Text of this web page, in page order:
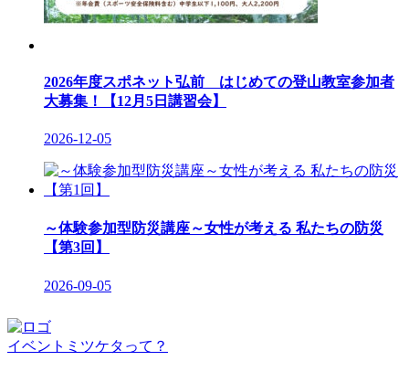
2026年度スポネット弘前 はじめての登山教室参加者
大募集！【12月5日講習会】
2026-12-05
～体験参加型防災講座～女性が考える 私たちの防災
【第3回】
2026-09-05
イベントミツケタって？